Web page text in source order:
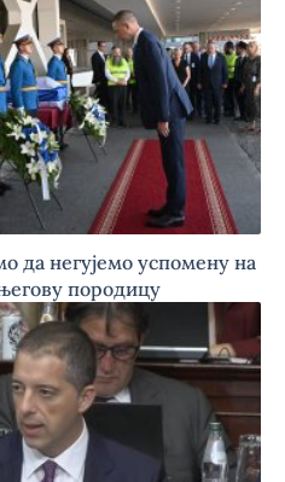
да негујемо успомену на
породицу